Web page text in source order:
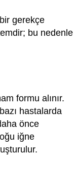
gerekçe
bu nedenle
formu alınır.
hastalarda
önce
iğne